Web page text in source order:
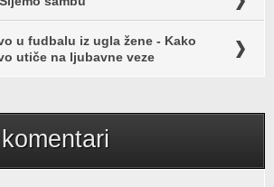
u fudbalu iz ugla žene - Kako
utiče na ljubavne veze